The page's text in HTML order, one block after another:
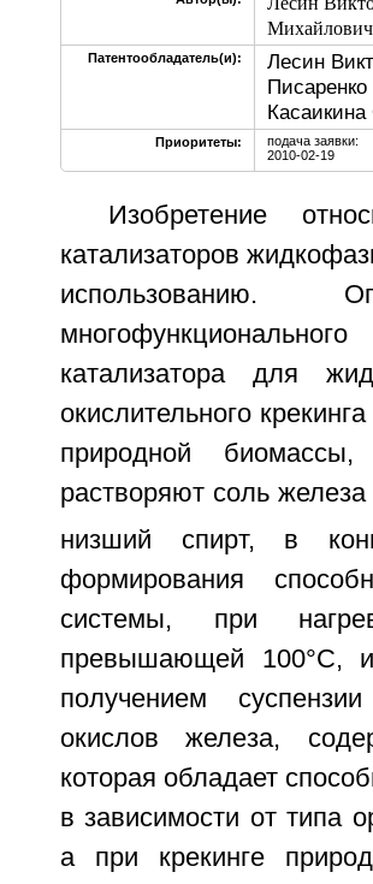
Патентообладатель(и):
Лесин
Приоритеты:
подача заявки:
2010-02-19
Изобретение
катализаторов
использованию.
катализатора для
окислительного
природной
растворяют соль железа
низший спирт, в
формирования
системы, при
превышающей 100°С,
получением
окислов железа,
которая обладает
в зависимости от типа
а при крекинге